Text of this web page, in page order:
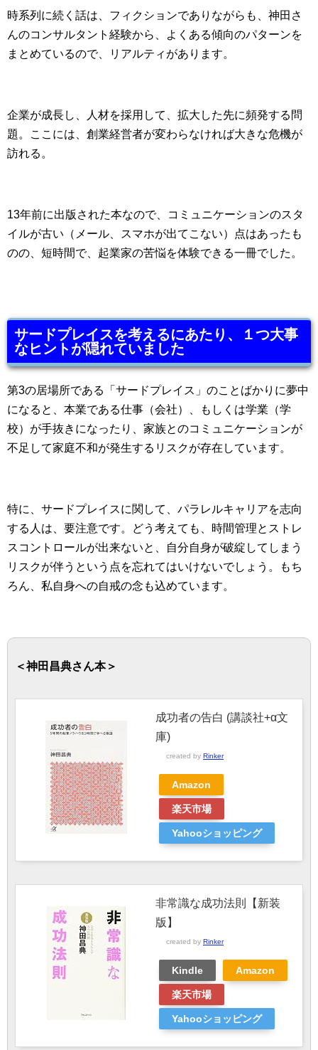
時系列に続く話は、フィクションでありながらも、神田さ
んのコンサルタント経験から、よくある傾向のパターンを
まとめているので、リアルティがあります。
企業が成長し、人材を採用して、拡大した先に頻発する問
題。ここには、創業経営者が変わらなければ大きな危機が
訪れる。
13年前に出版された本なので、コミュニケーションのスタ
イルが古い（メール、スマホが出てこない）点はあったも
のの、短時間で、起業家の苦悩を体験できる一冊でした。
サードプレイスを考えるにあたり、１つ大事
なヒントが隠れていました
第3の居場所である「サードプレイス」のことばかりに夢中
になると、本業である仕事（会社）、もしくは学業（学
校）が手抜きになったり、家族とのコミュニケーションが
不足して家庭不和が発生するリスクが存在しています。
特に、サードプレイスに関して、パラレルキャリアを志向
する人は、要注意です。どう考えても、時間管理とストレ
スコントロールが出来ないと、自分自身が破綻してしまう
リスクが伴うという点を忘れてはいけないでしょう。もち
ろん、私自身への自戒の念も込めています。
＜神田昌典さん本＞
成功者の告白 (講談社+α文
庫)
created by Rinker
Amazon
楽天市場
Yahooショッピング
非常識な成功法則【新装
版】
created by Rinker
Kindle Amazon
楽天市場
Yahooショッピング